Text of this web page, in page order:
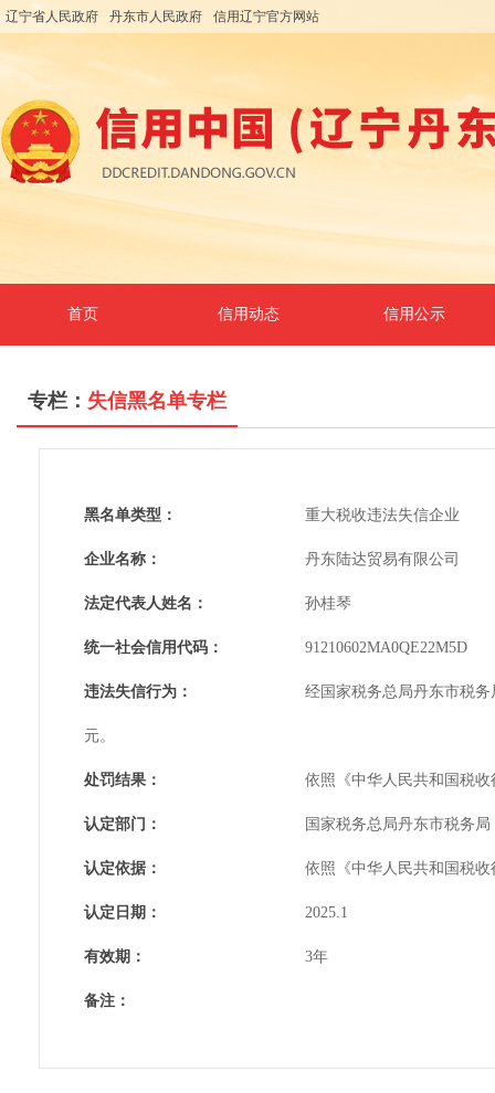
辽宁省人民政府 丹东市人民政府 信用辽宁官方网站
首页 信用动态 信用公示
专栏： 失信黑名单专栏
黑名单类型： 重大税收违法失信企业
企业名称： 丹东陆达贸易有限公司
法定代表人姓名： 孙桂琴
统一社会信用代码： 91210602MA0QE22M5D
违法失信行为： 经国家税务总局丹东市税
元。
处罚结果： 依照《中华人民共和国税
认定部门： 国家税务总局丹东市税务局
认定依据： 依照《中华人民共和国税
认定日期： 2025.1
有效期： 3年
备注：